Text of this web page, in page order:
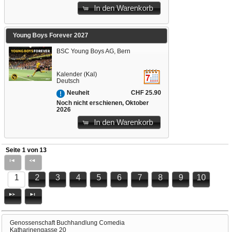
In den Warenkorb
Young Boys Forever 2027
BSC Young Boys AG, Bern
Kalender (Kal)
Deutsch
Neuheit
CHF 25.90
Noch nicht erschienen, Oktober
2026
In den Warenkorb
Seite 1 von 13
1 2 3 4 5 6 7 8 9 10
Genossenschaft Buchhandlung Comedia
Katharinengasse 20